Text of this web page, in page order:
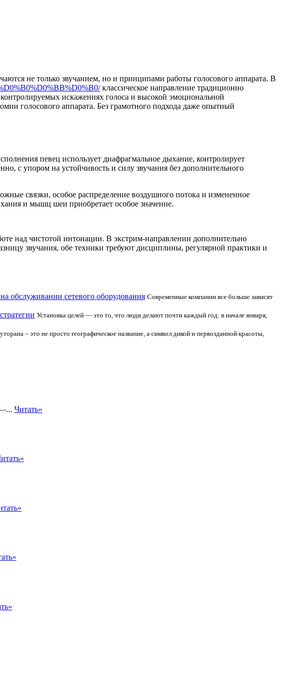
не только звучанием, но и принципами работы голосового аппарата. В
классическое направление традиционно
искажениях голоса и высокой эмоциональной
голосового аппарата. Без грамотного подхода даже опытный
певец использует диафрагмальное дыхание, контролирует
с упором на устойчивость и силу звучания без дополнительного
связки, особое распределение воздушного потока и измененное
и мышц шеи приобретает особое значение.
над чистотой интонации. В экстрим-направлении дополнительно
звучания, обе техники требуют дисциплины, регулярной практики и
обслуживании сетевого оборудования Современные компании все больше зависят
Установка целей — это то, что люди делают почти каждый год: в начале января,
– это не просто географическое название, а символ дикой и первозданной красоты,
Читать»